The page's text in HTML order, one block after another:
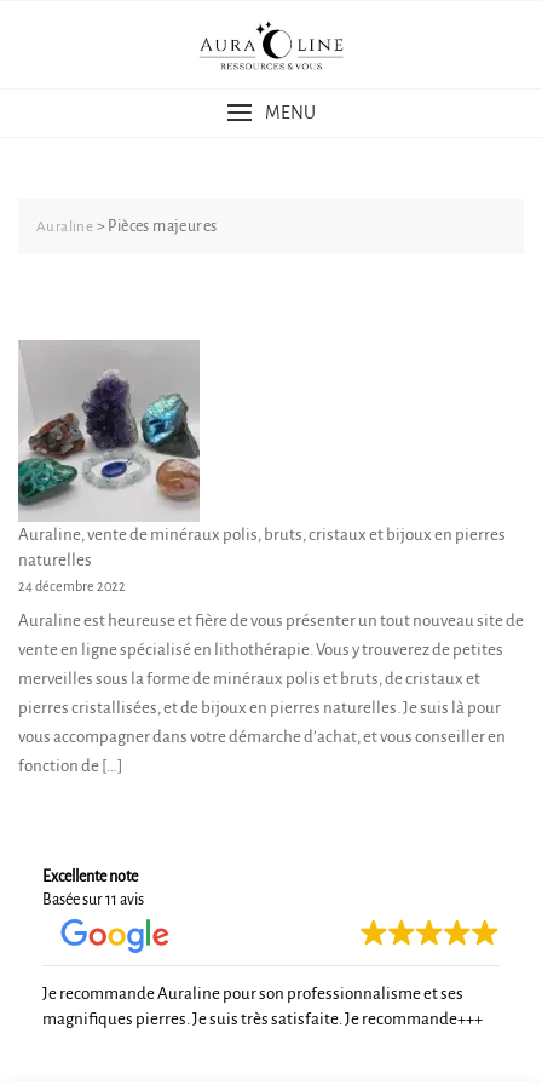
MENU
Auraline > Pièces majeures
Auraline, vente de minéraux polis, bruts, cristaux et bijoux en pierres
naturelles
24 décembre 2022
Auraline est heureuse et fière de vous présenter un tout nouveau site de
vente en ligne spécialisé en lithothérapie. Vous y trouverez de petites
merveilles sous la forme de minéraux polis et bruts, de cristaux et
pierres cristallisées, et de bijoux en pierres naturelles. Je suis là pour
vous accompagner dans votre démarche d’achat, et vous conseiller en
fonction de […]
Excellente note
Basée sur 11 avis
Je recommande Auraline pour son professionnalisme et ses
magnifiques pierres. Je suis très satisfaite. Je recommande+++